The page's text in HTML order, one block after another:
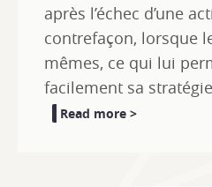
après l’échec d’une
contrefaçon, lorsque
mêmes, ce qui lui
facilement sa
Read more >